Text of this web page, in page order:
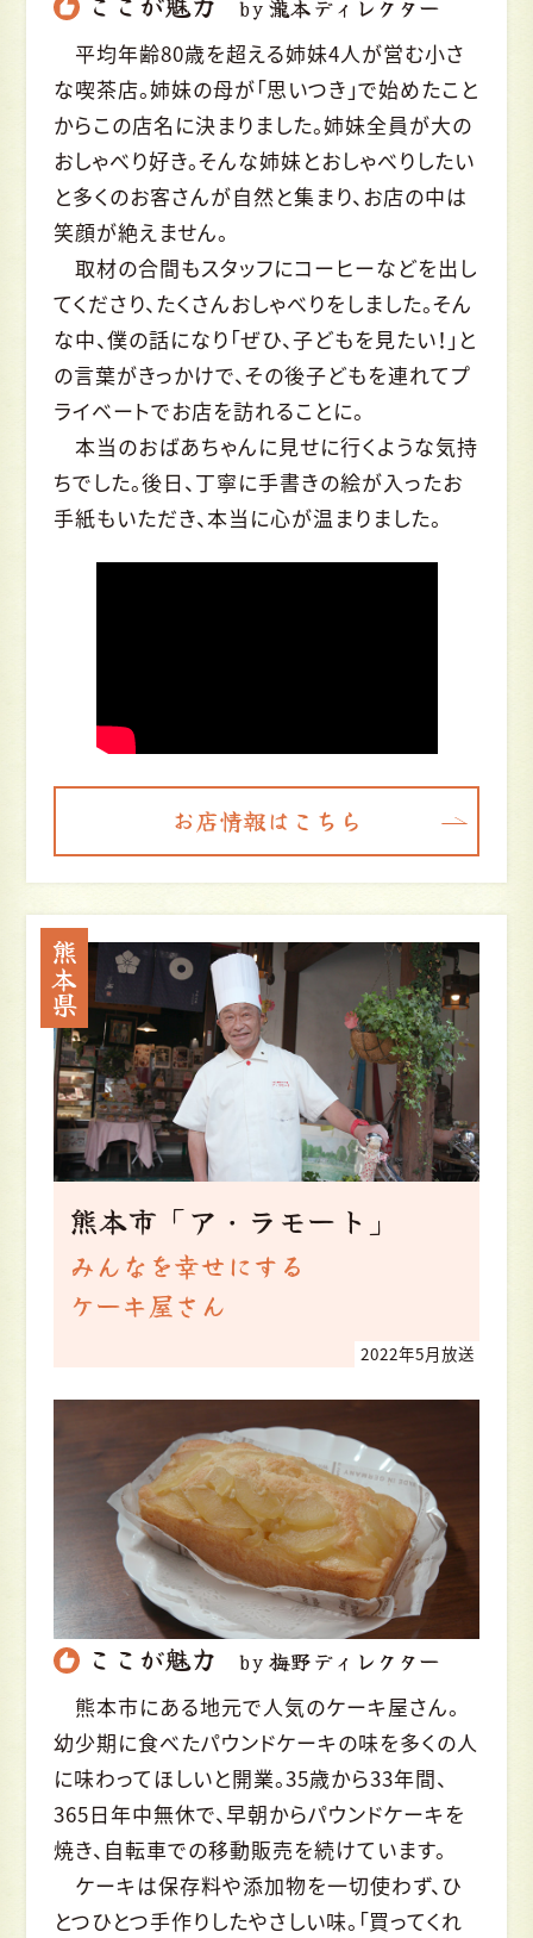
by 瀧本ディレクター
平均年齢80歳を超える姉妹4人が営む小さ
な喫茶店。姉妹の母が「思いつき」で始めたこと
からこの店名に決まりました。姉妹全員が大の
おしゃべり好き。そんな姉妹とおしゃべりしたい
と多くのお客さんが自然と集まり、お店の中は
笑顔が絶えません。
取材の合間もスタッフにコーヒーなどを出し
てくださり、たくさんおしゃべりをしました。そん
な中、僕の話になり「ぜひ、子どもを見たい！」と
の言葉がきっかけで、その後子どもを連れてプ
ライベートでお店を訪れることに。
本当のおばあちゃんに見せに行くような気持
ちでした。後日、丁寧に手書きの絵が入ったお
手紙もいただき、本当に心が温まりました。
お店情報はこちら
熊本県
熊本市「ア・ラモート」
みんなを幸せにする
ケーキ屋さん
2022年5月放送
ここが魅力 by 梅野ディレクター
熊本市にある地元で人気のケーキ屋さん。
幼少期に食べたパウンドケーキの味を多くの人
に味わってほしいと開業。35歳から33年間、
365日年中無休で、早朝からパウンドケーキを
焼き、自転車での移動販売を続けています。
ケーキは保存料や添加物を一切使わず、ひ
とつひとつ手作りしたやさしい味。「買ってくれ